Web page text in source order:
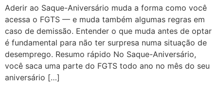
Aderir ao Saque-Aniversário muda a forma como você
acessa o FGTS — e muda também algumas regras em
caso de demissão. Entender o que muda antes de optar
é fundamental para não ter surpresa numa situação de
desemprego. Resumo rápido No Saque-Aniversário,
você saca uma parte do FGTS todo ano no mês do seu
aniversário […]